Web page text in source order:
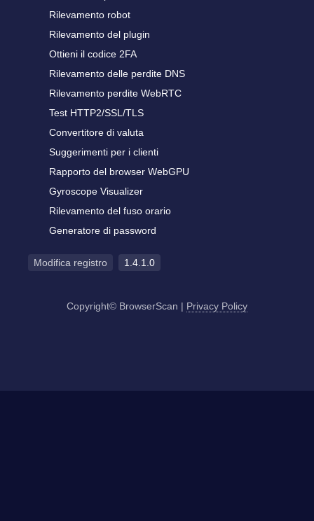
Rilevamento robot
Rilevamento del plugin
Ottieni il codice 2FA
Rilevamento delle perdite DNS
Rilevamento perdite WebRTC
Test HTTP2/SSL/TLS
Convertitore di valuta
Suggerimenti per i clienti
Rapporto del browser WebGPU
Gyroscope Visualizer
Rilevamento del fuso orario
Generatore di password
Modifica registro 1.4.1.0
Copyright© BrowserScan | Privacy Policy